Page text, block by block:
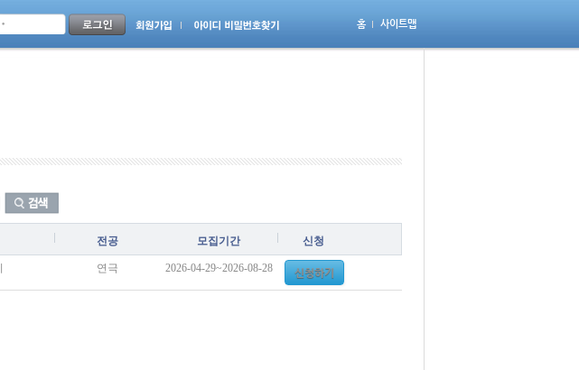
홈 사이트맵
전공 모집기간 신청
연극 2026-04-29~2026-08-28 신청하기